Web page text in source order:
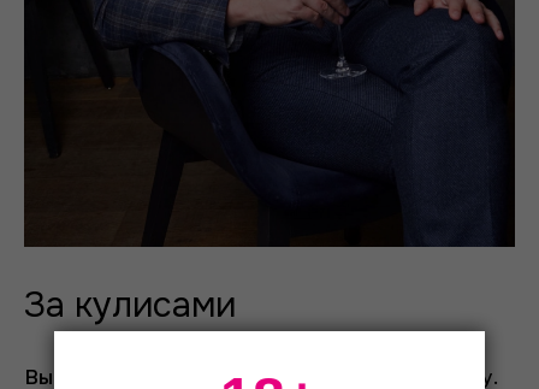
За кулисами
Вы удивитесь, но артисты театра
пьют водку.